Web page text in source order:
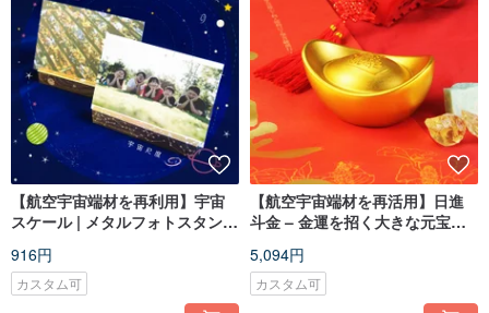
【航空宇宙端材を再利用】宇宙
スケール | メタルフォトスタンド
916円
カスタム可
【航空宇宙端材を再活用】日進
斗金 – 金運を招く大きな元宝ギ
5,094円
カスタム可